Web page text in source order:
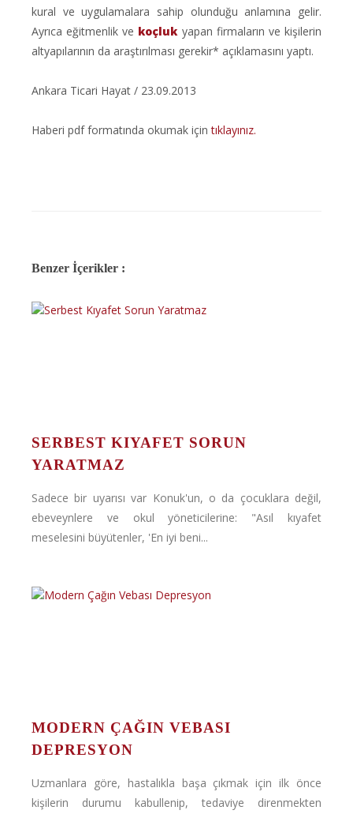
kural ve uygulamalara sahip olunduğu anlamına gelir.
Ayrıca eğitmenlik ve koçlukyapan firmaların ve kişilerin
altyapılarının da araştırılması gerekir* açıklamasını yaptı.
Ankara Ticari Hayat / 23.09.2013
Haberi pdf formatında okumak içintıklayınız.
Benzer İçerikler :
SERBEST KIYAFET SORUN
YARATMAZ
Sadece bir uyarısı var Konuk'un, o da çocuklara değil,
ebeveynlere ve okul yöneticilerine: "Asıl kıyafet
meselesini büyütenler, 'En iyi beni...
MODERN ÇAĞIN VEBASI
DEPRESYON
Uzmanlara göre, hastalıkla başa çıkmak için ilk önce
kişilerin durumu kabullenip, tedaviye direnmekten